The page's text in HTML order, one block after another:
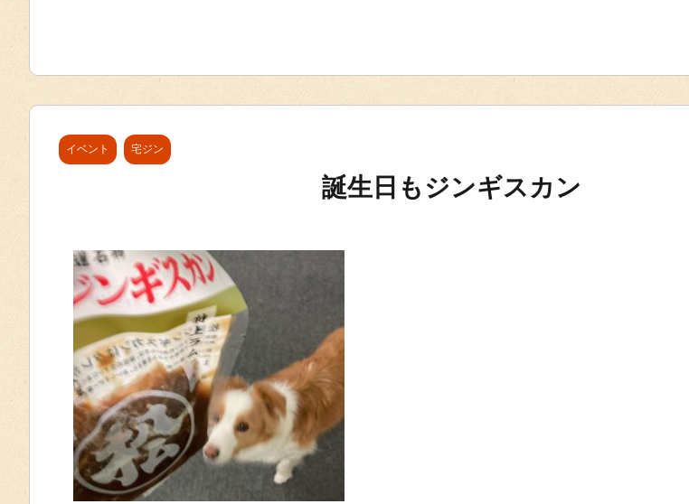
イベント 宅ジン
誕生日もジンギスカン